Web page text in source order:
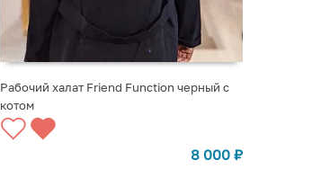
ВЫБРАТЬ ВАРИАНТЫ
Рабочий халат Friend Function черный с
котом
8 000 ₽